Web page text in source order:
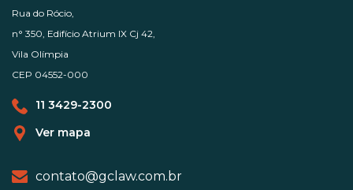
Rua do Rócio,
n° 350, Edifício Atrium IX Cj 42,
Vila Olímpia
CEP 04552-000
11 3429-2300
Ver mapa
contato@gclaw.com.br